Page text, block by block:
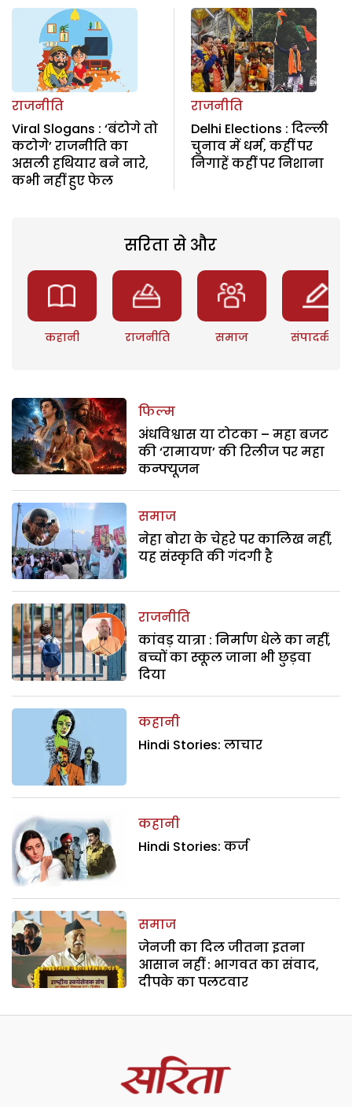
राजनीति
Viral Slogans : ‘बंटोगे तो
कटोगे’ राजनीति का
असली हथियार बने नारे,
कभी नहीं हुए फेल
राजनीति
Delhi Elections : दिल्ली
चुनाव में धर्म, कहीं पर
निगाहें कहीं पर निशाना
सरिता से और
कहानी राजनीति समाज संपादकीय
फिल्म
अंधविश्वास या टोटका – महा बजट
की ‘रामायण’ की रिलीज पर महा
कन्फ्यूजन
समाज
नेहा बोरा के चेहरे पर कालिख नहीं,
यह संस्कृति की गंदगी है
राजनीति
कांवड़ यात्रा : निर्माण धेले का नहीं,
बच्चों का स्कूल जाना भी छुड़वा
दिया
कहानी
Hindi Stories: लाचार
कहानी
Hindi Stories: कर्ज
समाज
जेनजी का दिल जीतना इतना
आसान नहीं : भागवत का संवाद,
दीपके का पलटवार